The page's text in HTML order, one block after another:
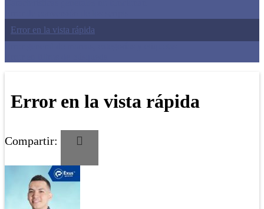
Error en la vista rápida
Error en la vista rápida
Compartir: